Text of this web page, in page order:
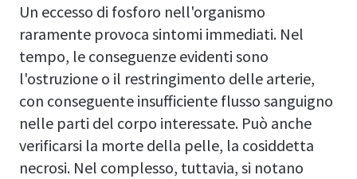
Un eccesso di fosforo nell'organismo
raramente provoca sintomi immediati. Nel
tempo, le conseguenze evidenti sono
l'ostruzione o il restringimento delle arterie,
con conseguente insufficiente flusso sanguigno
nelle parti del corpo interessate. Può anche
verificarsi la morte della pelle, la cosiddetta
necrosi. Nel complesso, tuttavia, si notano